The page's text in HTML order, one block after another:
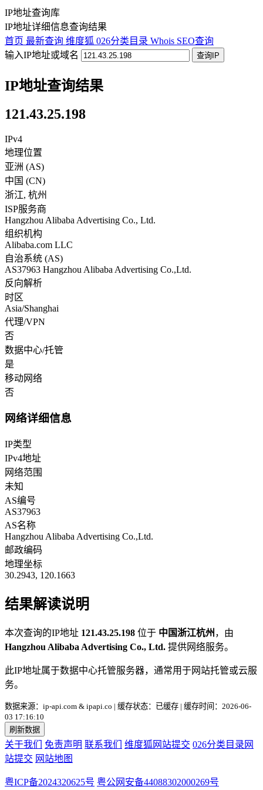
IP地址查询库
IP地址详细信息查询结果
首页 最新查询 维度狐 026分类目录 Whois SEO查询
输入IP地址或域名
查询IP
IP地址查询结果
121.43.25.198
IPv4
地理位置
亚洲 (AS)
中国 (CN)
浙江, 杭州
ISP服务商
Hangzhou Alibaba Advertising Co., Ltd.
组织机构
Alibaba.com LLC
自治系统 (AS)
AS37963 Hangzhou Alibaba Advertising Co.,Ltd.
反向解析
时区
Asia/Shanghai
代理/VPN
否
数据中心/托管
是
移动网络
否
网络详细信息
IP类型
IPv4地址
网络范围
未知
AS编号
AS37963
AS名称
Hangzhou Alibaba Advertising Co.,Ltd.
邮政编码
地理坐标
30.2943, 120.1663
结果解读说明
本次查询的IP地址 121.43.25.198 位于 中国浙江杭州 ，由
Hangzhou Alibaba Advertising Co., Ltd. 提供网络服务。
此IP地址属于数据中心托管服务器，通常用于网站托管或云服
务。
数据来源：ip-api.com & ipapi.co | 缓存状态：已缓存 | 缓存时间：2026-06-
03 17:16:10
刷新数据
关于我们 免责声明 联系我们 维度狐网站提交 026分类目录网
站提交 网站地图
粤ICP备2024320625号 粤公网安备44088302000269号